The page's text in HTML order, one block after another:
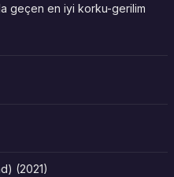
geçen en iyi korku-gerilim
(2021)